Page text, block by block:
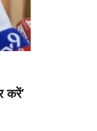
करें’